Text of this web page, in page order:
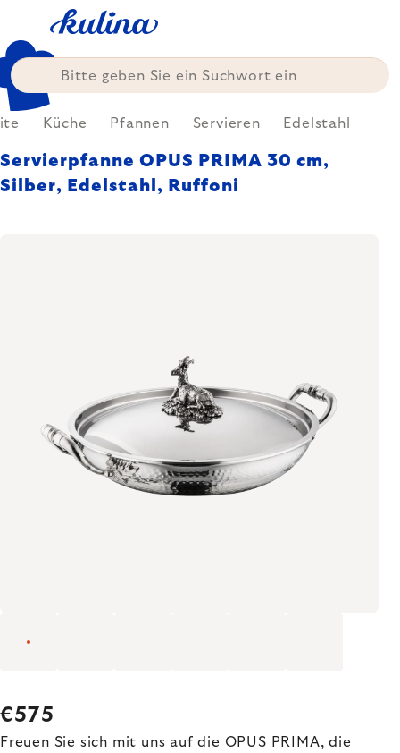
springen
Küche Pfannen Servieren Edelstahl
Servierpfanne OPUS PRIMA 30 cm,
Silber, Edelstahl, Ruffoni
€575
Freuen Sie sich mit uns auf die OPUS PRIMA, die